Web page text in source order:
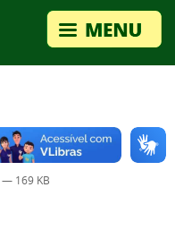
— 169 KB